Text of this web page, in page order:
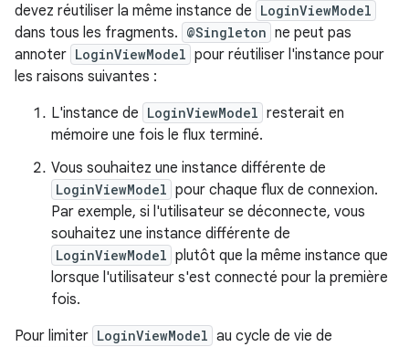
devez réutiliser la même instance de LoginViewModel
dans tous les fragments. @Singleton ne peut pas
annoter LoginViewModel pour réutiliser l'instance pour
les raisons suivantes :
L'instance de LoginViewModel resterait en
mémoire une fois le flux terminé.
Vous souhaitez une instance différente de
LoginViewModel pour chaque flux de connexion.
Par exemple, si l'utilisateur se déconnecte, vous
souhaitez une instance différente de
LoginViewModel plutôt que la même instance que
lorsque l'utilisateur s'est connecté pour la première
fois.
Pour limiter LoginViewModel au cycle de vie de